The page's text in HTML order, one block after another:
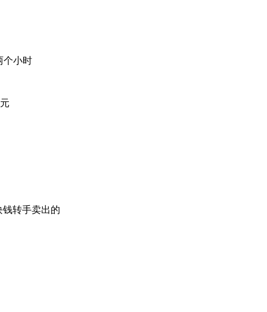
个小时
钱转手卖出的